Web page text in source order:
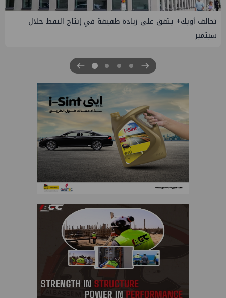
إسدال الستار على النسخة الثانية من "منتدى مصر للطاقة
والصناعة 2026" بنجاح